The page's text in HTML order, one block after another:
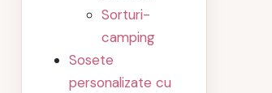
Sorturi-
camping
Sosete
personalizate cu